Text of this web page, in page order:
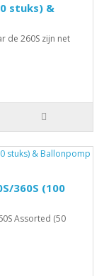
stuks) &
de 260S zijn net
360S (100
Assorted (50